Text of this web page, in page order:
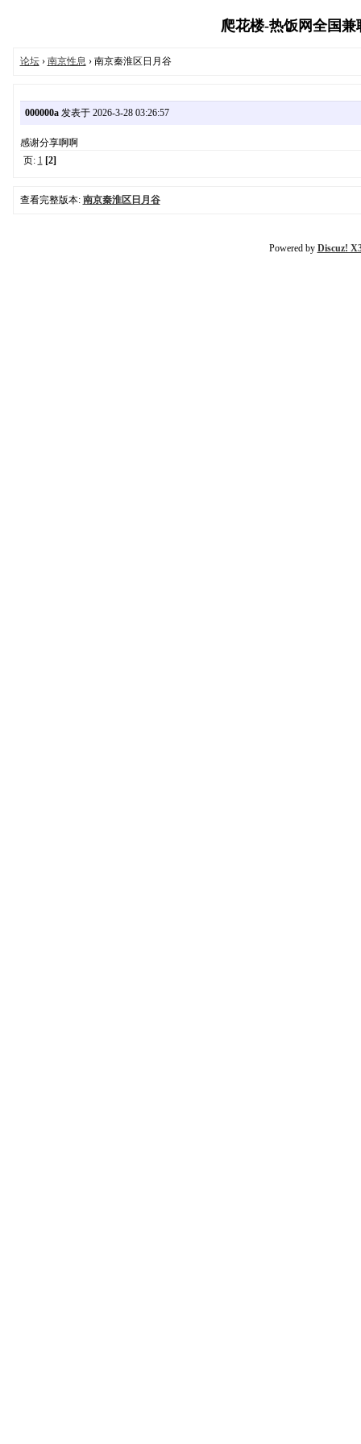
爬花楼-热饭网全国
论坛› 南京性息 › 南京秦淮区日月谷
000000a发表于 2026-3-28 03:26:57
感谢分享啊啊
页: 1 [2]
查看完整版本: 南京秦淮区日月谷
Powered by Discuz!